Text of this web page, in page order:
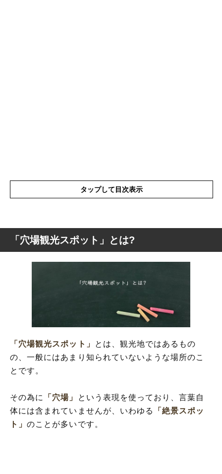
タップして目次表示
「穴場観光スポット」とは?
「穴場観光スポット」とは?
「穴場観光スポット」
とは、観光地ではあるもの
の、一般にはあまり知られていないような場所のこ
とです。
その為に 「穴場」
という表現を使っており、言葉自
体には含まれていませんが、いわゆる
「絶景スポッ
ト」のことが多いです。